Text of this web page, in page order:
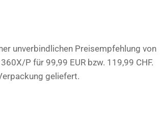
unverbindlichen Preisempfehlung von
P für 99,99 EUR bzw. 119,99 CHF.
geliefert.